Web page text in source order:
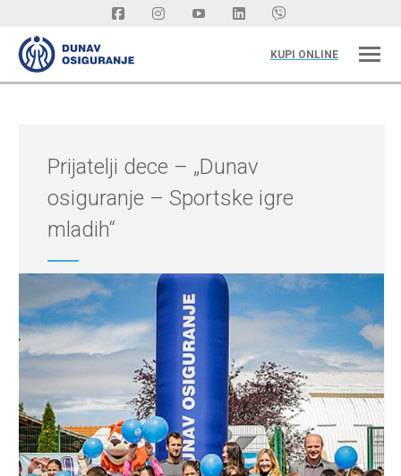
KUPI ONLINE
Prijatelji dece – „Dunav
osiguranje – Sportske igre
mladih“